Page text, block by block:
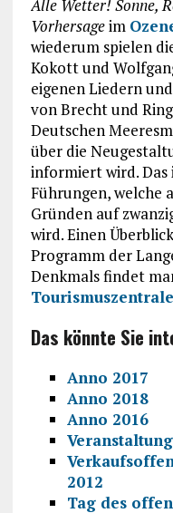
Alle Wetter! Sonne,
Vorhersageim
wiederum spielen
Kokott und
eigenen Liedern
von Brecht und
Deutschen
über die
informiert wird. Das
Führungen, welche
Gründen auf
wird. Einen
Programm der
Denkmals findet
Das könnte Sie
Anno 2017
Anno 2018
Anno 2016
2012
Tag des